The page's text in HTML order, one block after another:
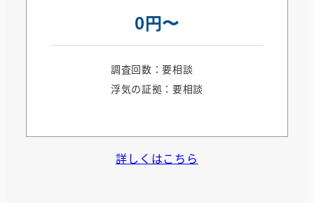
0円〜
調査回数：要相談
浮気の証拠：要相談
詳しくはこちら